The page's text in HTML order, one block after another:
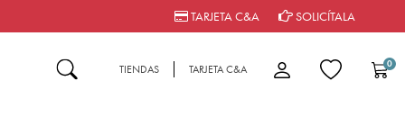
TARJETA C&A SOLICÍTALA
TIENDAS TARJETA C&A 0